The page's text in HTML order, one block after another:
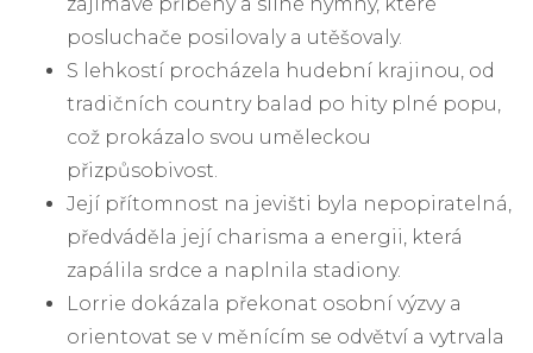
zajímavé příběhy a silné hymny, které
posluchače posilovaly a utěšovaly.
S lehkostí procházela hudební krajinou, od
tradičních country balad po hity plné popu,
což prokázalo svou uměleckou
přizpůsobivost.
Její přítomnost na jevišti byla nepopiratelná,
předváděla její charisma a energii, která
zapálila srdce a naplnila stadiony.
Lorrie dokázala překonat osobní výzvy a
orientovat se v měnícím se odvětví a vytrvala